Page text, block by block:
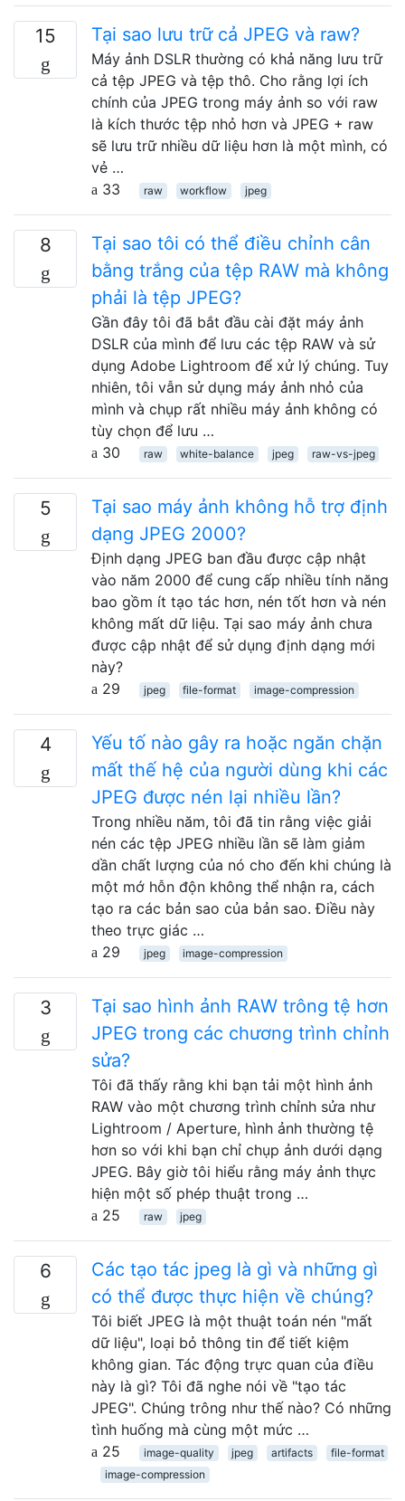
15 Tại sao lưu trữ cả JPEG và raw?
Máy ảnh DSLR thường có khả năng lưu trữ
cả tệp JPEG và tệp thô. Cho rằng lợi ích
chính của JPEG trong máy ảnh so với raw
là kích thước tệp nhỏ hơn và JPEG + raw
sẽ lưu trữ nhiều dữ liệu hơn là một mình, có
vẻ …
33
raw workflow jpeg
8
Tại sao tôi có thể điều chỉnh cân
bằng trắng của tệp RAW mà không
phải là tệp JPEG?
Gần đây tôi đã bắt đầu cài đặt máy ảnh
DSLR của mình để lưu các tệp RAW và sử
dụng Adobe Lightroom để xử lý chúng. Tuy
nhiên, tôi vẫn sử dụng máy ảnh nhỏ của
mình và chụp rất nhiều máy ảnh không có
tùy chọn để lưu …
30
raw white-balance jpeg raw-vs-jpeg
5
Tại sao máy ảnh không hỗ trợ định
dạng JPEG 2000?
Định dạng JPEG ban đầu được cập nhật
vào năm 2000 để cung cấp nhiều tính năng
bao gồm ít tạo tác hơn, nén tốt hơn và nén
không mất dữ liệu. Tại sao máy ảnh chưa
được cập nhật để sử dụng định dạng mới
này?
29
jpeg file-format image-compression
4
Yếu tố nào gây ra hoặc ngăn chặn
mất thế hệ của người dùng khi các
JPEG được nén lại nhiều lần?
Trong nhiều năm, tôi đã tin rằng việc giải
nén các tệp JPEG nhiều lần sẽ làm giảm
dần chất lượng của nó cho đến khi chúng là
một mớ hỗn độn không thể nhận ra, cách
tạo ra các bản sao của bản sao. Điều này
theo trực giác …
29
jpeg image-compression
3
Tại sao hình ảnh RAW trông tệ hơn
JPEG trong các chương trình chỉnh
sửa?
Tôi đã thấy rằng khi bạn tải một hình ảnh
RAW vào một chương trình chỉnh sửa như
Lightroom / Aperture, hình ảnh thường tệ
hơn so với khi bạn chỉ chụp ảnh dưới dạng
JPEG. Bây giờ tôi hiểu rằng máy ảnh thực
hiện một số phép thuật trong …
25
raw jpeg
6
Các tạo tác jpeg là gì và những gì
có thể được thực hiện về chúng?
Tôi biết JPEG là một thuật toán nén "mất
dữ liệu", loại bỏ thông tin để tiết kiệm
không gian. Tác động trực quan của điều
này là gì? Tôi đã nghe nói về "tạo tác
JPEG". Chúng trông như thế nào? Có những
tình huống mà cùng một mức …
25
image-quality jpeg artifacts
file-format
image-compression